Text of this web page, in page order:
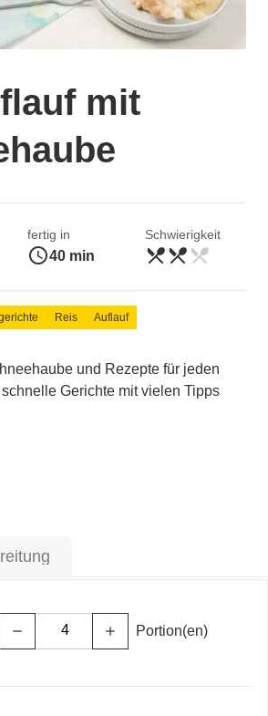
mit
fertig in
access_time40 min
Schwierigkeit
mittel
restaurant_menurestaurant_menu restaurant_menu
Reis Auflauf
und Rezepte für jeden
Gerichte mit vielen Tipps
remove add Portion(en)